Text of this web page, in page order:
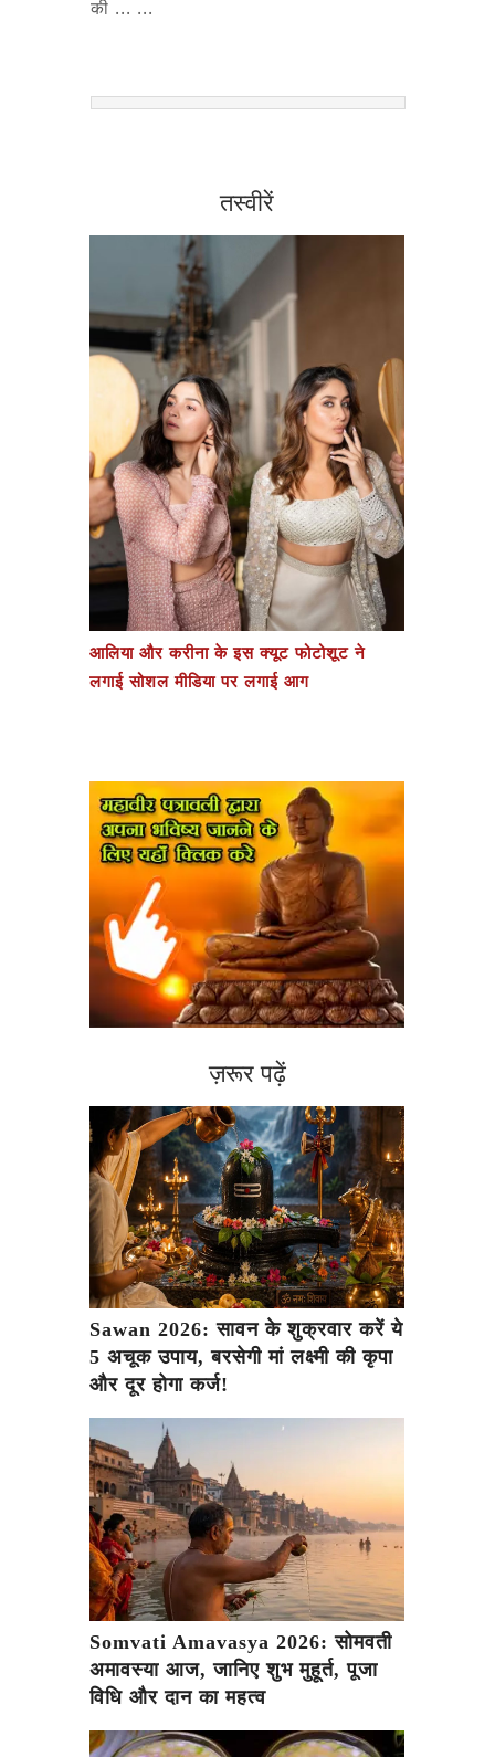
की ... ...
तस्वीरें
आलिया और करीना के इस क्यूट फोटोशूट ने
लगाई सोशल मीडिया पर लगाई आग
ज़रूर पढ़ें
Sawan 2026: सावन के शुक्रवार करें ये
5 अचूक उपाय, बरसेगी मां लक्ष्मी की कृपा
और दूर होगा कर्ज!
Somvati Amavasya 2026: सोमवती
अमावस्या आज, जानिए शुभ मुहूर्त, पूजा
विधि और दान का महत्व